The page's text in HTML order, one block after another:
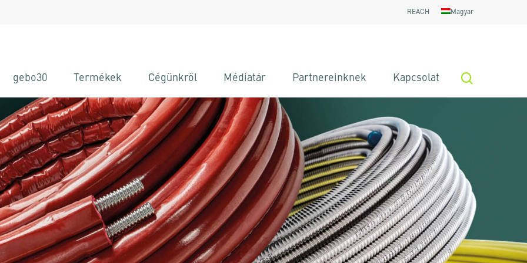
REACH Magyar
gebo30 Termékek Cégünkről Médiatár Partnereinknek Kapcsolat